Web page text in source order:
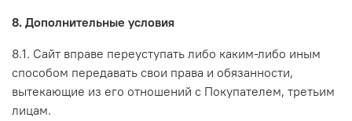
8. Дополнительные условия
8.1. Сайт вправе переуступать либо каким-либо иным
способом передавать свои права и обязанности,
вытекающие из его отношений с Покупателем, третьим
лицам.